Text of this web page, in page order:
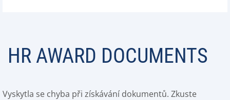
HR AWARD DOCUMENTS
Vyskytla se chyba při získávání dokumentů. Zkuste